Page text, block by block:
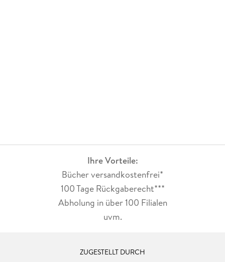
Ihre Vorteile:
Bücher versandkostenfrei*
100 Tage Rückgaberecht***
Abholung in über 100 Filialen
uvm.
ZUGESTELLT DURCH